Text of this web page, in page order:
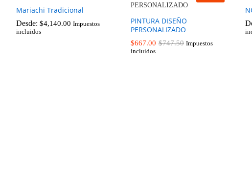
Mariachi Tradicional
Desde: $4,140.00 Impuestos
incluidos
PINTURA DISEÑO
PERSONALIZADO
$667.00 $747.50 Impuestos
incluidos